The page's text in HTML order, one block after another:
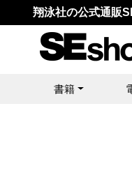
翔泳社の公式通販
書籍